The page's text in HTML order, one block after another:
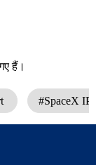
हैं।
#SpaceX